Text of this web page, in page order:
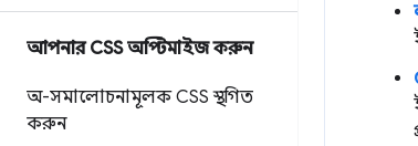
আপনার CSS অপ্টিমাইজ করুন
অ-সমালোচনামূলক CSS স্থগিত
করুন